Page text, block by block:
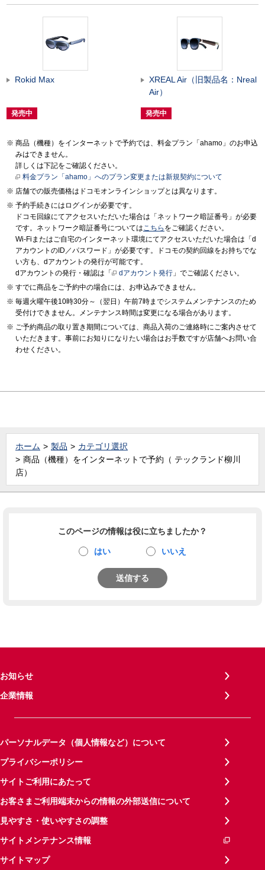
Rokid Max
発売中
XREAL Air（旧製品名：Nreal
Air）
発売中
商品（機種）をインターネットで予約では、料金プラン「ahamo」のお申込
みはできません。
詳しくは下記をご確認ください。
料金プラン「ahamo」へのプラン変更または新規契約について
店舗での販売価格はドコモオンラインショップとは異なります。
予約手続きにはログインが必要です。
ドコモ回線にてアクセスいただいた場合は「ネットワーク暗証番号」が必要
です。ネットワーク暗証番号については こちら をご確認ください。
Wi-Fiまたはご自宅のインターネット環境にてアクセスいただいた場合は「d
アカウントのID／パスワード」が必要です。ドコモの契約回線をお持ちでな
い方も、dアカウントの発行が可能です。
dアカウントの発行・確認は「
dアカウント発行 」でご確認ください。
すでに商品をご予約中の場合には、お申込みできません。
毎週火曜午後10時30分～（翌日）午前7時までシステムメンテナンスのため
受付けできません。メンテナンス時間は変更になる場合があります。
ご予約商品の取り置き期間については、商品入荷のご連絡時にご案内させて
いただきます。事前にお知りになりたい場合はお手数ですが店舗へお問い合
わせください。
ホーム 製品
カテゴリ選択
商品（機種）をインターネットで予約（ テックランド柳川
店）
このページの情報は役に立ちましたか？
はい いいえ
送信する
お知らせ
企業情報
パーソナルデータ（個人情報など）について
プライバシーポリシー
サイトご利用にあたって
お客さまご利用端末からの情報の外部送信について
見やすさ・使いやすさの調整
サイトメンテナンス情報
サイトマップ